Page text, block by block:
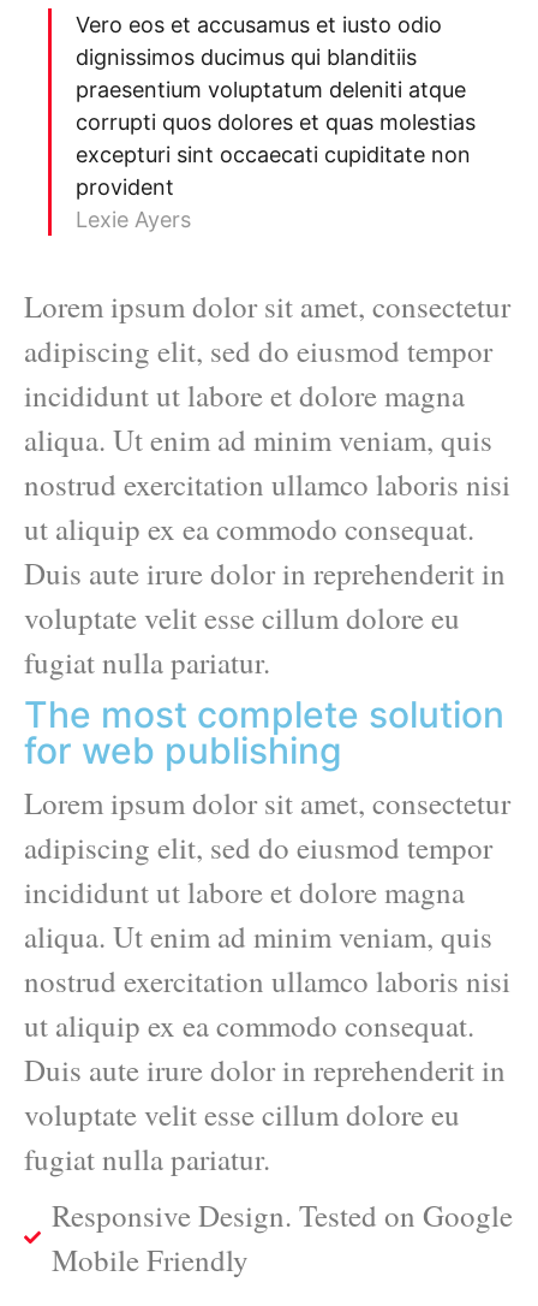
Vero eos et accusamus et iusto odio
dignissimos ducimus qui blanditiis
praesentium voluptatum deleniti atque
corrupti quos dolores et quas molestias
excepturi sint occaecati cupiditate non
provident
Lexie Ayers
Lorem ipsum dolor sit amet, consectetur
adipiscing elit, sed do eiusmod tempor
incididunt ut labore et dolore magna
aliqua. Ut enim ad minim veniam, quis
nostrud exercitation ullamco laboris nisi
ut aliquip ex ea commodo consequat.
Duis aute irure dolor in reprehenderit in
voluptate velit esse cillum dolore eu
fugiat nulla pariatur.
The most complete solution
for web publishing
Lorem ipsum dolor sit amet, consectetur
adipiscing elit, sed do eiusmod tempor
incididunt ut labore et dolore magna
aliqua. Ut enim ad minim veniam, quis
nostrud exercitation ullamco laboris nisi
ut aliquip ex ea commodo consequat.
Duis aute irure dolor in reprehenderit in
voluptate velit esse cillum dolore eu
fugiat nulla pariatur.
Responsive Design. Tested on Google
Mobile Friendly